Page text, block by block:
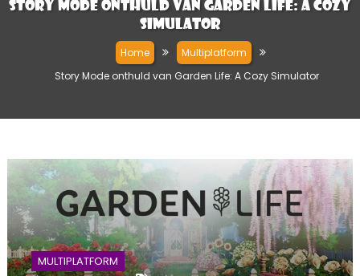
Story Mode onthuld van Garden Life: A Cozy
Simulator
Home
Multiplatform
Story Mode onthuld van Garden Life: A Cozy Simulator
MULTIPLATFORM